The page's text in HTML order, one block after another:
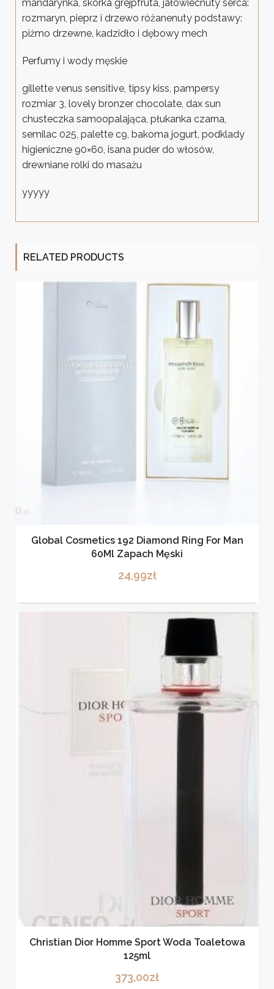
mandarynka, skórka grejpfruta, jałowiecnuty serca:
rozmaryn, pieprz i drzewo różanenuty podstawy:
piżmo drzewne, kadzidło i dębowy mech
Perfumy i wody męskie
gillette venus sensitive, tipsy kiss, pampersy
rozmiar 3, lovely bronzer chocolate, dax sun
chusteczka samoopalająca, płukanka czarna,
semilac 025, palette c9, bakoma jogurt, podklady
higieniczne 90×60, isana puder do włosów,
drewniane rolki do masażu
yyyyy
RELATED PRODUCTS
Global Cosmetics 192 Diamond Ring For Man
60Ml Zapach Męski
24,99zł
Christian Dior Homme Sport Woda Toaletowa
125ml
373,00zł